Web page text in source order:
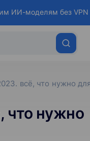
ИИ-моделям без VPN
всё, что нужно
что нужно